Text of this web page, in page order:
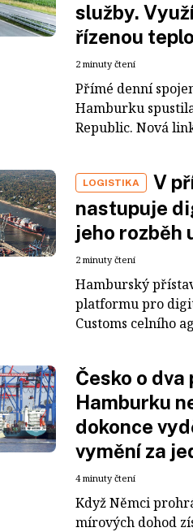
služby.
řízenou
2 minuty čtení
Přímé denní
Hamburku
Republic. Nová
LOGISTIKA
V
nastupuje
jeho rozběh
2 minuty čtení
Hamburský
platformu pro
Customs celního
Česko o
Hamburku
dokonce
vymění za
4 minuty čtení
Když Němci
mírových dohod